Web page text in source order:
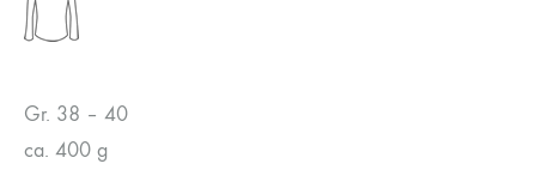
Gr. 38 – 40
ca. 400 g